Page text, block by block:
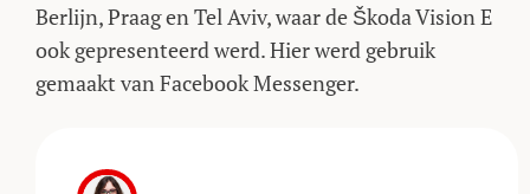
Berlijn, Praag en Tel Aviv, waar de Škoda Vision E
ook gepresenteerd werd. Hier werd gebruik
gemaakt van Facebook Messenger.